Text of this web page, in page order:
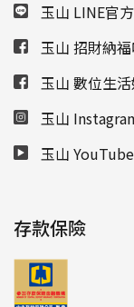
玉山 LINE官
玉山 招財納
玉山 數位生
玉山
玉山
存款保險